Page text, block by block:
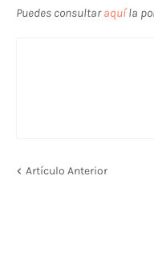
Puedes consultaraquíla
Artículo Anterior